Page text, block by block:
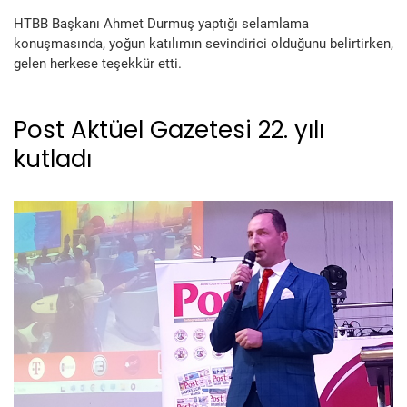
HTBB Başkanı Ahmet Durmuş yaptığı selamlama
konuşmasında, yoğun katılımın sevindirici olduğunu belirtirken,
gelen herkese teşekkür etti.
Post Aktüel Gazetesi 22. yılı
kutladı